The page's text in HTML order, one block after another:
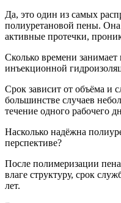
Да, это один из самых
полиуретановой пены.
активные протечки,
Сколько времени
инъекционной
Срок зависит от объёма и
большинстве случаев
течение одного рабочего
Насколько надёжна
перспективе?
После полимеризации
влаге структуру, срок
лет.